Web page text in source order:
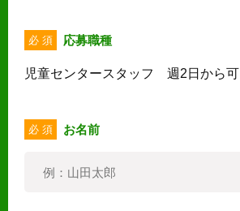
必 須 応募職種
児童センタースタッフ 週2日から可
必 須 お名前